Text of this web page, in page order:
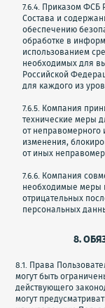
7.6.4. Приказом ФСБ
Состава и
обеспечению
обработке в
использованием
необходимых для
Российской
для каждого из
7.6.5. Компания
технические меры
от неправомерного
изменения,
от иных
7.6.6. Компания
необходимые меры
отрицательных
персональных
8.
8.1. Права
могут быть
действующего
могут